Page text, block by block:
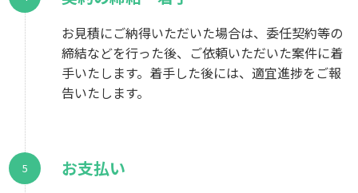
お見積にご納得いただいた場合は、委任契約等の
締結などを行った後、ご依頼いただいた案件に着
手いたします。着手した後には、適宜進捗をご報
告いたします。
お支払い